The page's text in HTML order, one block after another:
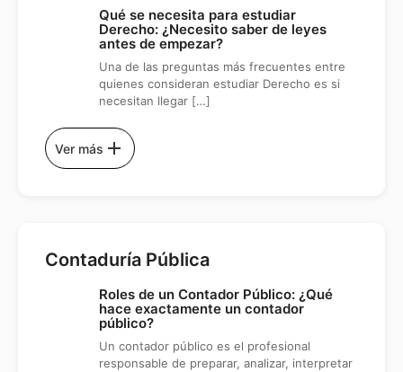
Qué se necesita para estudiar
Derecho: ¿Necesito saber de leyes
antes de empezar?
Una de las preguntas más frecuentes entre
quienes consideran estudiar Derecho es si
necesitan llegar […]
Ver más add
Contaduría Pública
Roles de un Contador Público: ¿Qué
hace exactamente un contador
público?
Un contador público es el profesional
responsable de preparar, analizar, interpretar